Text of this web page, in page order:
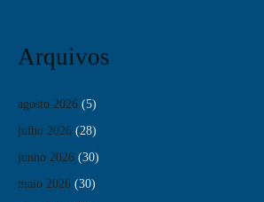
Arquivos
agosto 2026 (5)
julho 2026 (28)
junho 2026 (30)
maio 2026 (30)